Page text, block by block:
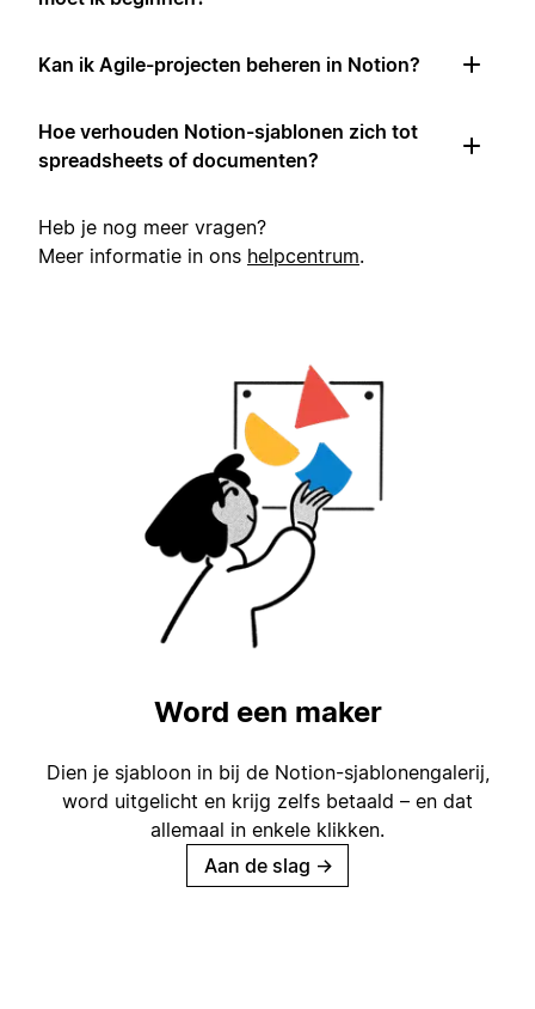
Kan ik Agile-projecten beheren in Notion?
Hoe verhouden Notion-sjablonen zich tot
spreadsheets of documenten?
Heb je nog meer vragen?
Meer informatie in ons helpcentrum.
Word een maker
Dien je sjabloon in bij de Notion-sjablonengalerij,
word uitgelicht en krijg zelfs betaald – en dat
allemaal in enkele klikken.
Aan de slag →